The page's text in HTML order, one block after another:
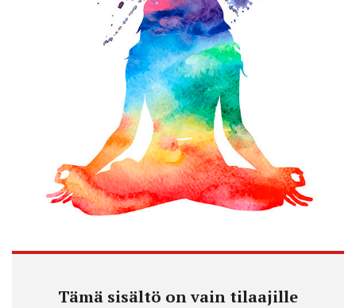
Tämä sisältö on vain tilaajille